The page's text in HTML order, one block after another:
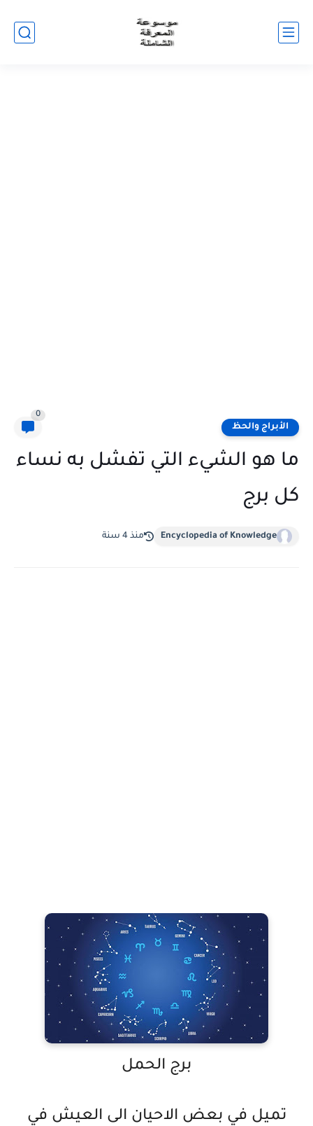
الأبراج والحظ
0
ما هو الشيء التي تفشل به نساء
كل برج
Encyclopedia of Knowledge منذ 4 سنة
برج الحمل
تميل في بعض الاحيان الى العيش في